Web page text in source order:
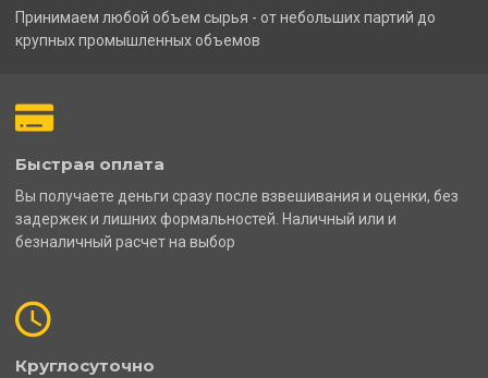
Принимаем любой объем сырья - от небольших партий до
крупных промышленных объемов
Быстрая оплата
Вы получаете деньги сразу после взвешивания и оценки, без
задержек и лишних формальностей. Наличный или и
безналичный расчет на выбор
Круглосуточно